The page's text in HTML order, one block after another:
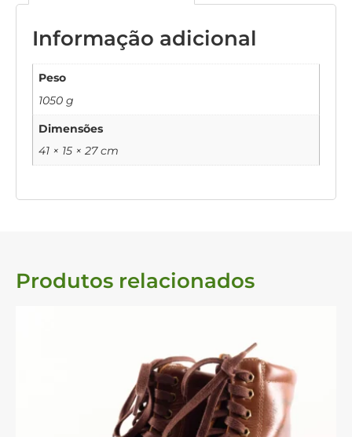
Informação adicional
Peso
1050 g
Dimensões
41 × 15 × 27 cm
Produtos relacionados